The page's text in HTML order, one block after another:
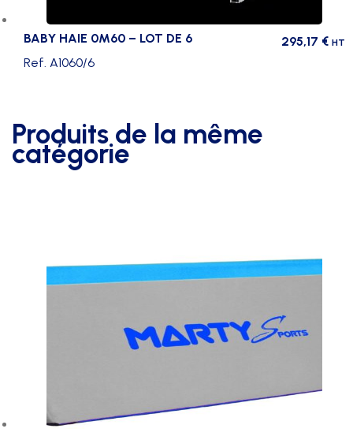
BABY HAIE 0M60 – LOT DE 6 295,17 € HT
Ref. A1060/6
Produits de la même
catégorie